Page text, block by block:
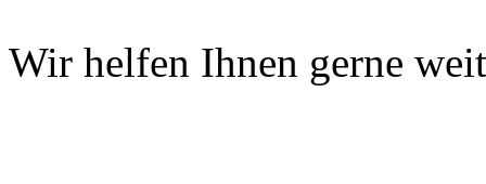
Wir helfen Ihnen gerne